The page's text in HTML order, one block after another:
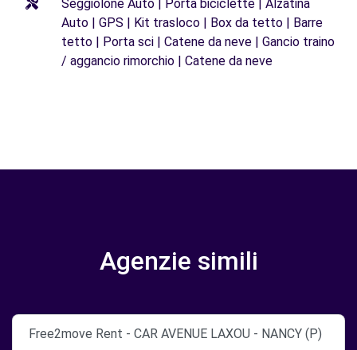
Seggiolone Auto | Porta biciclette | Alzatina
Auto | GPS | Kit trasloco | Box da tetto | Barre
tetto | Porta sci | Catene da neve | Gancio traino
/ aggancio rimorchio | Catene da neve
Agenzie simili
Free2move Rent - CAR AVENUE LAXOU - NANCY (P)